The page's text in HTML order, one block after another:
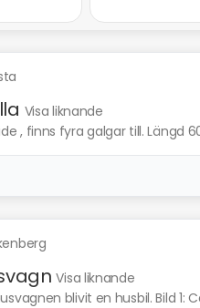
Visa liknande
, finns fyra galgar till. Längd
Visa liknande
blivit en husbil. Bild 1: